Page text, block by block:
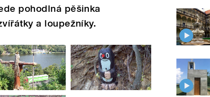
pohodlná pěšinka
a loupežníky.